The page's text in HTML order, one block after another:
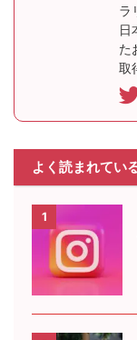
ラ
日
た
取
よく読まれてい
1